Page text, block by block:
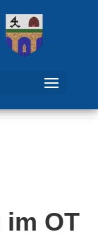
OT